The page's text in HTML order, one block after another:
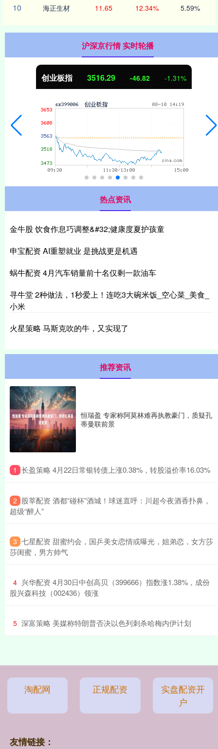
10 海正生材 11.65 12.34% 5.59%
沪深京行情 实时轮播
创业板指 3516.29 -46.82 -1.31%
热点资讯
金牛股 饮食作息巧调整&#32;健康度夏护孩童
申宝配资 AI重塑就业 是挑战更是机遇
蜗牛配资 4月汽车销量前十名仅剩一款油车
寻牛堂 2种做法，1秒爱上！连吃3大碗米饭_空心菜_美食_
小米
火星策略 马斯克吹的牛，又实现了
推荐资讯
恒瑞盈 专家称阿莫林难再执教豪门，质疑孔
蒂曼联前景
1 ​长盈策略 4月22日常银转债上涨0.38%，转股溢价率16.03%
2 ​股莘配资 酒都“碰杯”酒城！球迷直呼：川超今夜酒香扑鼻，
超级“醉人”
3 ​七星配资 甜蜜约会，国乒美女恋情或曝光，姐弟恋，女方莎
莎闺蜜，男方帅气
4 ​兴华配资 4月30日中创高贝（399666）指数涨1.38%，成份
股兴森科技（002436）领涨
5 ​深富策略 美媒称特朗普否决以色列刺杀哈梅内伊计划
淘配网 正规配资
实盘配资开
户
友情链接：